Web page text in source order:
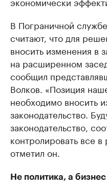
В Пограничной
считают, что для
вносить изменения в
на расширенном
сообщил
Волков. «Позиция
необходимо вносить
законодательство.
законодательство,
контролировать все
отметил он.
Не политика, а бизнес